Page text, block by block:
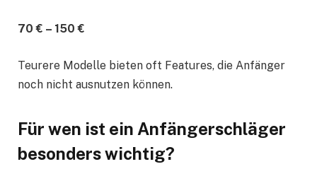
70 € – 150 €
Teurere Modelle bieten oft Features, die Anfänger
noch nicht ausnutzen können.
Für wen ist ein Anfängerschläger
besonders wichtig?